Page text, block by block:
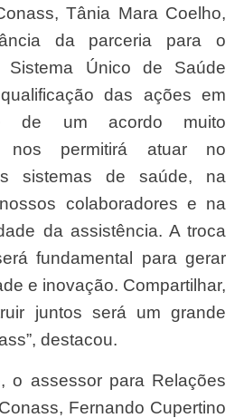
da parceria para o
Sistema Único de Saúde
das ações em
de um acordo muito
nos permitirá atuar no
sistemas de saúde, na
colaboradores e na
da assistência. A troca
fundamental para gerar
e inovação. Compartilhar,
juntos será um grande
destacou.
Fernando Cupertino